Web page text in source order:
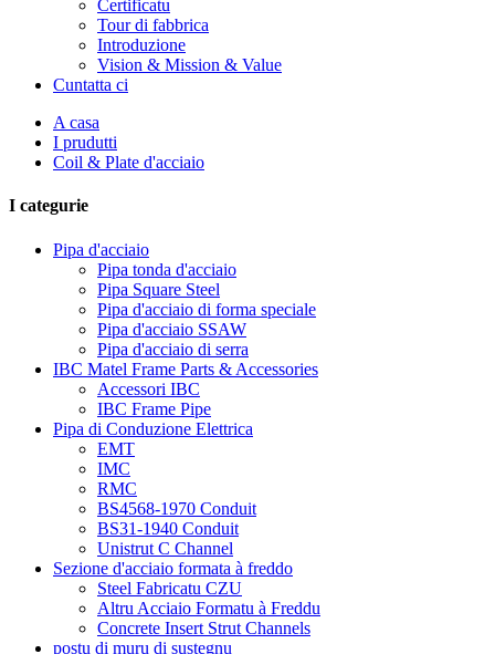
Certificatu
Tour di fabbrica
Introduzione
Vision & Mission & Value
Cuntatta ci
A casa
I prudutti
Coil & Plate d'acciaio
I categurie
Pipa d'acciaio
Pipa tonda d'acciaio
Pipa Square Steel
Pipa d'acciaio di forma speciale
Pipa d'acciaio SSAW
Pipa d'acciaio di serra
IBC Matel Frame Parts & Accessories
Accessori IBC
IBC Frame Pipe
Pipa di Conduzione Elettrica
EMT
IMC
RMC
BS4568-1970 Conduit
BS31-1940 Conduit
Unistrut C Channel
Sezione d'acciaio formata à freddo
Steel Fabricatu CZU
Altru Acciaio Formatu à Freddu
Concrete Insert Strut Channels
postu di muru di sustegnu